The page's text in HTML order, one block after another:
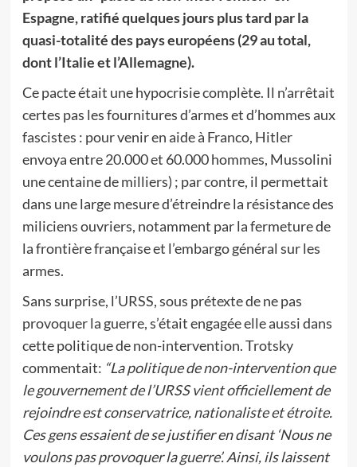
Espagne, ratifié quelques jours plus tard par la
quasi-totalité des pays européens (29 au total,
dont l’Italie et l’Allemagne).
Ce pacte était une hypocrisie complète. Il n’arrêtait
certes pas les fournitures d’armes et d’hommes aux
fascistes : pour venir en aide à Franco, Hitler
envoya entre 20.000 et 60.000 hommes, Mussolini
une centaine de milliers) ; par contre, il permettait
dans une large mesure d’étreindre la résistance des
miliciens ouvriers, notamment par la fermeture de
la frontière française et l’embargo général sur les
armes.
Sans surprise, l’URSS, sous prétexte de ne pas
provoquer la guerre, s’était engagée elle aussi dans
cette politique de non-intervention. Trotsky
commentait: “La politique de non-intervention que
le gouvernement de l’URSS vient officiellement de
rejoindre est conservatrice, nationaliste et étroite.
Ces gens essaient de se justifier en disant ‘Nous ne
voulons pas provoquer la guerre’. Ainsi, ils laissent